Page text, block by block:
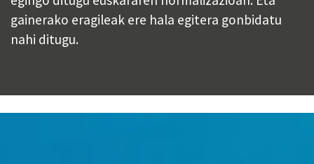
gainerako eragileak ere hala egitera gonbidatu
nahi ditugu.